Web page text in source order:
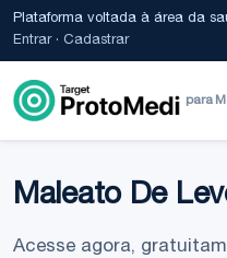
Plataforma voltada à área da
Entrar· Cadastrar
para
Maleato De
Acesse agora,